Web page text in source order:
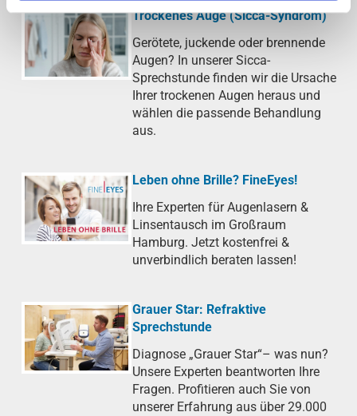
Trockenes Auge (Sicca-Syndrom)
Gerötete, juckende oder brennende
Augen? In unserer Sicca-
Sprechstunde finden wir die Ursache
Ihrer trockenen Augen heraus und
wählen die passende Behandlung
aus.
Leben ohne Brille? FineEyes!
Ihre Experten für Augenlasern &
Linsentausch im Großraum
Hamburg. Jetzt kostenfrei &
unverbindlich beraten lassen!
Grauer Star: Refraktive
Sprechstunde
Diagnose „Grauer Star“– was nun?
Unsere Experten beantworten Ihre
Fragen. Profitieren auch Sie von
unserer Erfahrung aus über 29.000